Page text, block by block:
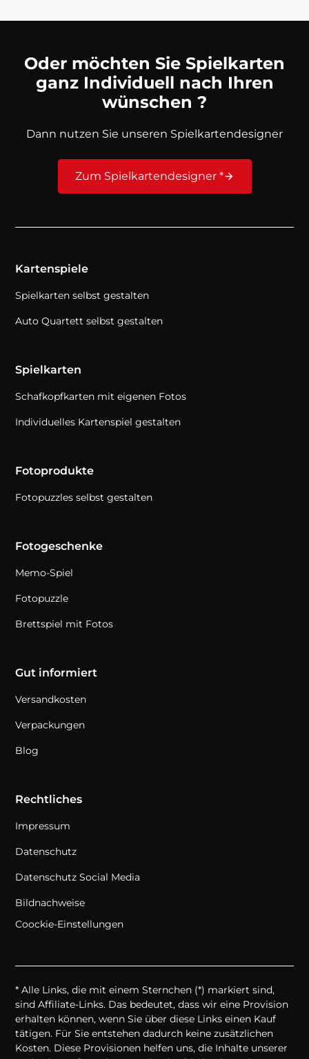
Oder möchten Sie Spielkarten
ganz Individuell nach Ihren
wünschen ?
Dann nutzen Sie unseren Spielkartendesigner
Zum Spielkartendesigner *
Kartenspiele
Spielkarten selbst gestalten
Auto Quartett selbst gestalten
Spielkarten
Schafkopfkarten mit eigenen Fotos
Individuelles Kartenspiel gestalten
Fotoprodukte
Fotopuzzles selbst gestalten
Fotogeschenke
Memo-Spiel
Fotopuzzle
Brettspiel mit Fotos
Gut informiert
Versandkosten
Verpackungen
Blog
Rechtliches
Impressum
Datenschutz
Datenschutz Social Media
Bildnachweise
Coockie-Einstellungen
* Alle Links, die mit einem Sternchen (*) markiert sind,
sind Affiliate-Links. Das bedeutet, dass wir eine Provision
erhalten können, wenn Sie über diese Links einen Kauf
tätigen. Für Sie entstehen dadurch keine zusätzlichen
Kosten. Diese Provisionen helfen uns, die Inhalte unserer